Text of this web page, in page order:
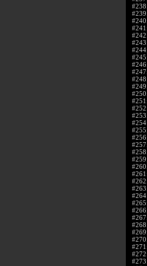
#238:
#239:
#240:
#241:
#242:
#243:
#244:
#245:
#246:
#247:
#248:
#249:
#250:
#251:
#252:
#253:
#254:
#255:
#256:
#257:
#258:
#259:
#260:
#261:
#262:
#263:
#264:
#265:
#266:
#267:
#268:
#269:
#270:
#271:
#272:
#273: